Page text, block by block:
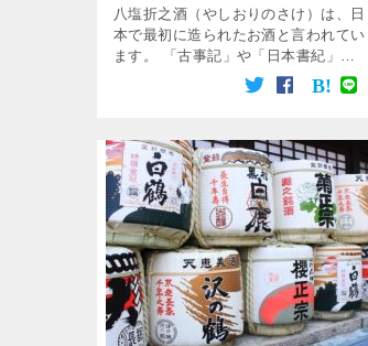
八塩折之酒（やしおりのさけ）は、日
本で最初に造られたお酒と言われてい
ます。 「古事記」や「日本書紀」の
中でも最初に登場し、スサノオノミコ
トが八岐大蛇（やまたのおろち）を退
ています。 八岐 […]